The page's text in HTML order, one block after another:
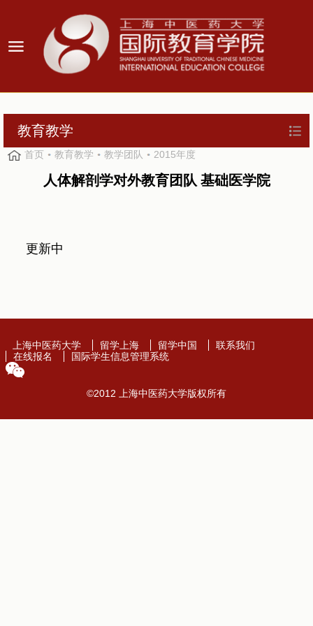
教育教学
首页 教育教学 教学团队 2015年度
人体解剖学对外教育团队 基础医学院
更新中
上海中医药大学 留学上海 留学中国
联系我们
在线报名
国际学生信息管理系统
©2012 上海中医药大学版权所有